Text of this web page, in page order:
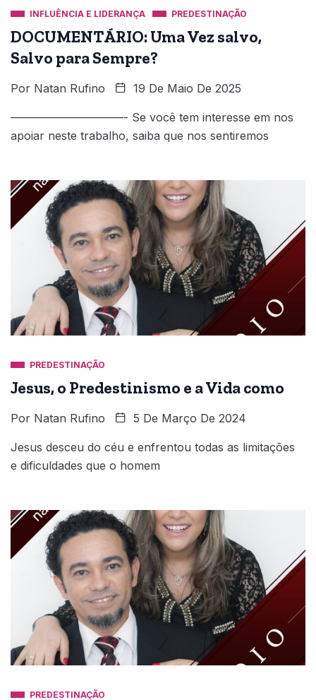
INFLUÊNCIA E LIDERANÇA PREDESTINAÇÃO
DOCUMENTÁRIO: Uma Vez salvo,
Salvo para Sempre?
Por Natan Rufino 19 De Maio De 2025
——————————- Se você tem interesse em nos
apoiar neste trabalho, saiba que nos sentiremos
PREDESTINAÇÃO
Jesus, o Predestinismo e a Vida como
Por Natan Rufino 5 De Março De 2024
Jesus desceu do céu e enfrentou todas as limitações
e dificuldades que o homem
PREDESTINAÇÃO